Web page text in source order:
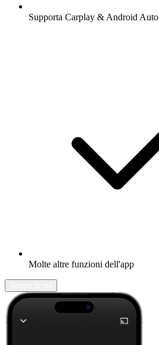
Supporta Carplay & Android Auto
Molte altre funzioni dell'app